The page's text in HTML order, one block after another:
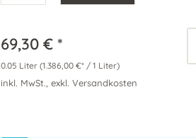
69,30 € *
0.05 Liter (1.386,00 €* / 1 Liter)
inkl. MwSt., exkl. Versandkosten